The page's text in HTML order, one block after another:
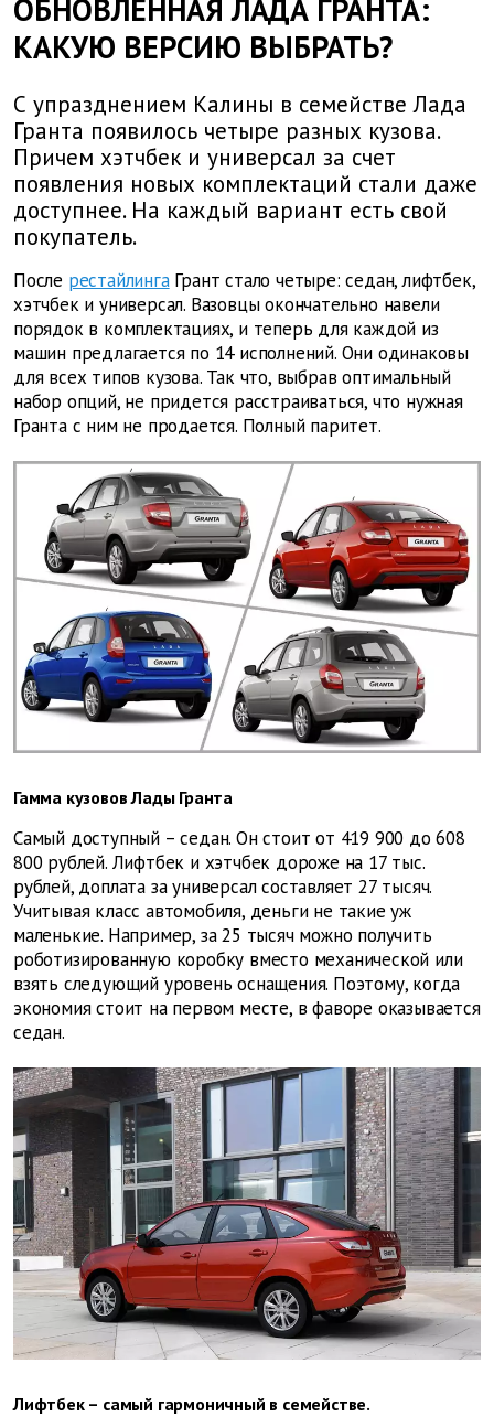
ОБНОВЛЕННАЯ ЛАДА ГРАНТА:
КАКУЮ ВЕРСИЮ ВЫБРАТЬ?
С упразднением Калины в семействе Лада
Гранта появилось четыре разных кузова.
Причем хэтчбек и универсал за счет
появления новых комплектаций стали даже
доступнее. На каждый вариант есть свой
покупатель.
После рестайлингаГрант стало четыре: седан, лифтбек,
хэтчбек и универсал. Вазовцы окончательно навели
порядок в комплектациях, и теперь для каждой из
машин предлагается по 14 исполнений. Они одинаковы
для всех типов кузова. Так что, выбрав оптимальный
набор опций, не придется расстраиваться, что нужная
Гранта с ним не продается. Полный паритет.
Гамма кузовов Лады Гранта
Самый доступный – седан. Он стоит от 419 900 до 608
800 рублей. Лифтбек и хэтчбек дороже на 17 тыс.
рублей, доплата за универсал составляет 27 тысяч.
Учитывая класс автомобиля, деньги не такие уж
маленькие. Например, за 25 тысяч можно получить
роботизированную коробку вместо механической или
взять следующий уровень оснащения. Поэтому, когда
экономия стоит на первом месте, в фаворе оказывается
седан.
Лифтбек – самый гармоничный в семействе.